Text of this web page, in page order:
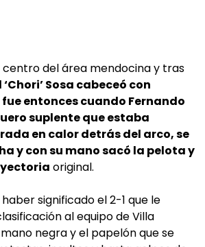
centro del área mendocina y tras
‘Chori’ Sosa cabeceó con
entonces cuando Fernando
suplente que estaba
en calor detrás del arco, se
y con su mano sacó la pelota y
original.
significado el 2-1 que le
al equipo de Villa
negra y el papelón que se